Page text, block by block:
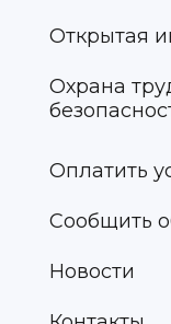
Открытая
Охрана
Оплатить
Сообщить
Новости